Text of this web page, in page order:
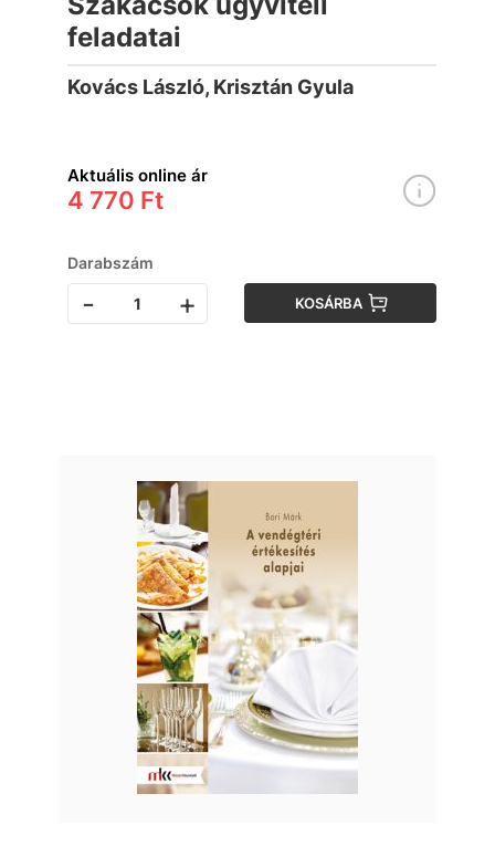
feladatai
Kovács László, Krisztán Gyula
Aktuális online ár
4 770 Ft
Darabszám
- + KOSÁRBA